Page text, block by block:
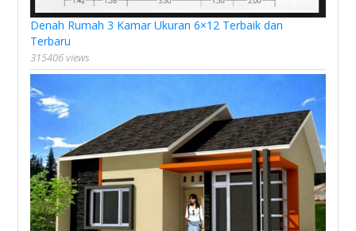
Denah Rumah 3 Kamar Ukuran 6×12 Terbaik dan
Terbaru
315406 views